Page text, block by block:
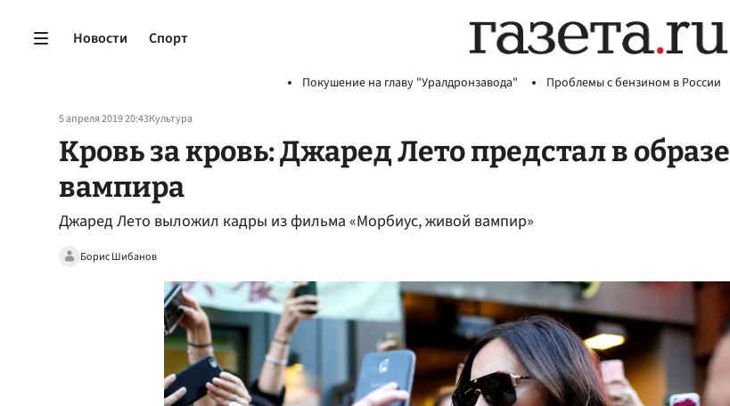
Новости Спорт
Покушение на главу "Уралдронзавода" Проблемы с бензином в России
5 апреля 2019 20:43Культура
Кровь за кровь: Джаред Лето предстал в образе
вампира
Джаред Лето выложил кадры из фильма «Морбиус, живой вампир»
Борис Шибанов